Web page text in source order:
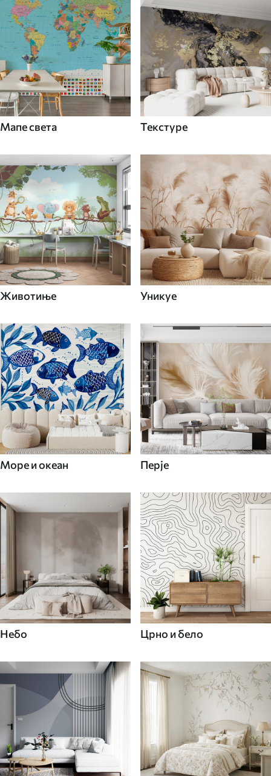
Мапе света Текстуре
Животиње Уникуе
Море и океан Перје
Небо Црно и бело